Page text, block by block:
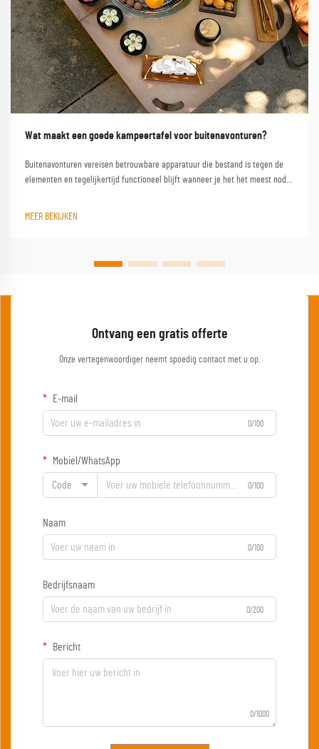
Wat maakt een goede kampeertafel voor buitenavonturen?
Buitenavonturen vereisen betrouwbare apparatuur die bestand is tegen de
elementen en tegelijkertijd functioneel blijft wanneer je het het meest nodig
MEER BEKIJKEN
Ontvang een gratis offerte
Onze vertegenwoordiger neemt spoedig contact met u op.
E-mail
0/100
Mobiel/WhatsApp
Code 0/100
Naam
0/100
Bedrijfsnaam
0/200
Bericht
0/1000